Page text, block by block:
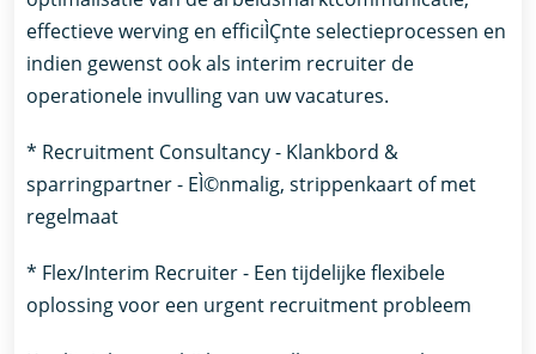
effectieve werving en efficiÌÇnte selectieprocessen en
indien gewenst ook als interim recruiter de
operationele invulling van uw vacatures.
* Recruitment Consultancy - Klankbord &
sparringpartner - EÌ©nmalig, strippenkaart of met
regelmaat
* Flex/Interim Recruiter - Een tijdelijke flexibele
oplossing voor een urgent recruitment probleem